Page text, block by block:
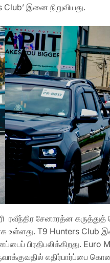
Club’ இனை நிறுவியது.
ரவீந்திர சேனாரத்ன
T9 Hunters Club
பிரதிபலிக்கிறது. Euro
எதிர்பார்ப்பை